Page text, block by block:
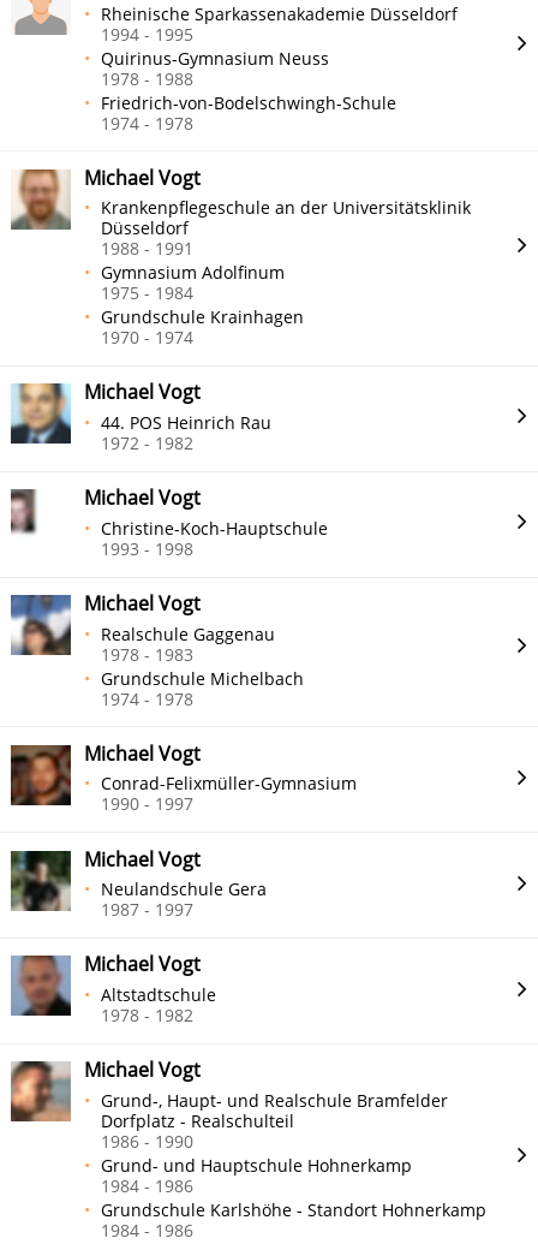
Rheinische Sparkassenakademie Düsseldorf
1994 - 1995
Quirinus-Gymnasium Neuss
1978 - 1988
Friedrich-von-Bodelschwingh-Schule
1974 - 1978
Michael Vogt
Krankenpflegeschule an der Universitätsklinik
Düsseldorf
1988 - 1991
Gymnasium Adolfinum
1975 - 1984
Grundschule Krainhagen
1970 - 1974
Michael Vogt
44. POS Heinrich Rau
1972 - 1982
Michael Vogt
Christine-Koch-Hauptschule
1993 - 1998
Michael Vogt
Realschule Gaggenau
1978 - 1983
Grundschule Michelbach
1974 - 1978
Michael Vogt
Conrad-Felixmüller-Gymnasium
1990 - 1997
Michael Vogt
Neulandschule Gera
1987 - 1997
Michael Vogt
Altstadtschule
1978 - 1982
Michael Vogt
Grund-, Haupt- und Realschule Bramfelder
Dorfplatz - Realschulteil
1986 - 1990
Grund- und Hauptschule Hohnerkamp
1984 - 1986
Grundschule Karlshöhe - Standort Hohnerkamp
1984 - 1986